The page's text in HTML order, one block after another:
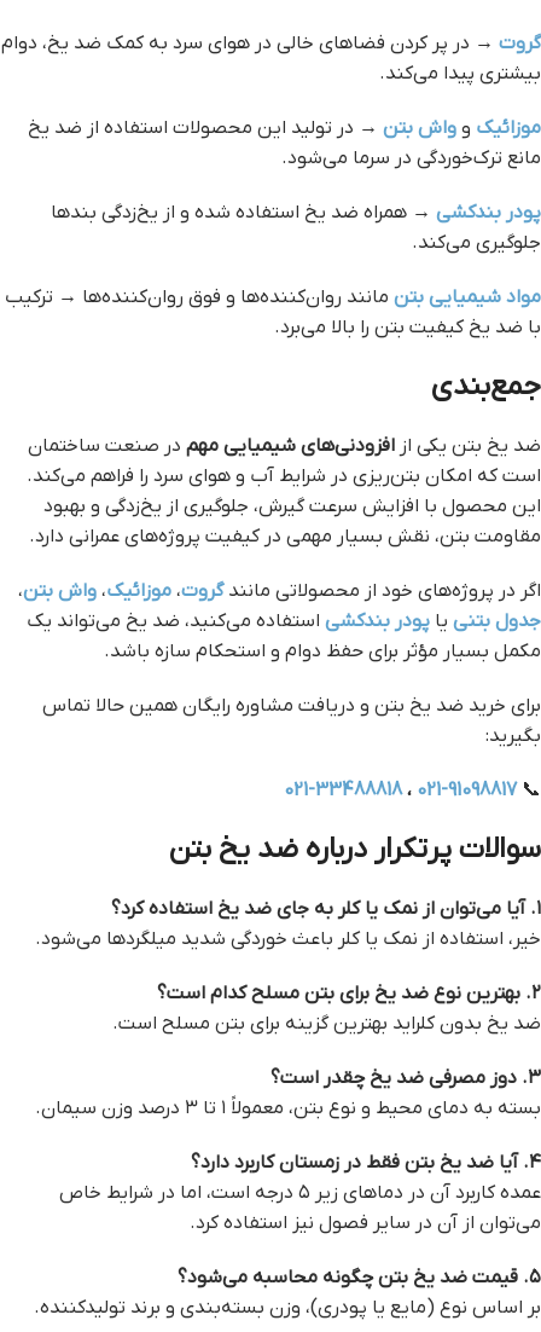
گروت → در پر کردن فضاهای خالی در هوای سرد به کمک ضد یخ، دوام
بیشتری پیدا می‌کند.
موزائیک و واش بتن → در تولید این محصولات استفاده از ضد یخ
مانع ترک‌خوردگی در سرما می‌شود.
پودر بندکشی → همراه ضد یخ استفاده شده و از یخ‌زدگی بندها
جلوگیری می‌کند.
مواد شیمیایی بتن مانند روان‌کننده‌ها و فوق روان‌کننده‌ها → ترکیب
با ضد یخ کیفیت بتن را بالا می‌برد.
جمع‌بندی
ضد یخ بتن یکی از افزودنی‌های شیمیایی مهم در صنعت ساختمان
است که امکان بتن‌ریزی در شرایط آب و هوای سرد را فراهم می‌کند.
این محصول با افزایش سرعت گیرش، جلوگیری از یخ‌زدگی و بهبود
مقاومت بتن، نقش بسیار مهمی در کیفیت پروژه‌های عمرانی دارد.
اگر در پروژه‌های خود از محصولاتی مانندگروت، موزائیک، واش بتن،
جدول بتنی یا پودر بندکشی استفاده می‌کنید، ضد یخ می‌تواند یک
مکمل بسیار مؤثر برای حفظ دوام و استحکام سازه باشد.
برای خرید ضد یخ بتن و دریافت مشاوره رایگان همین حالا تماس
بگیرید:
📞
021-91098817 ،021-33488818
سوالات پرتکرار درباره ضد یخ بتن
۱. آیا می‌توان از نمک یا کلر به جای ضد یخ استفاده کرد؟
خیر، استفاده از نمک یا کلر باعث خوردگی شدید میلگردها می‌شود.
۲. بهترین نوع ضد یخ برای بتن مسلح کدام است؟
ضد یخ بدون کلراید بهترین گزینه برای بتن مسلح است.
۳. دوز مصرفی ضد یخ چقدر است؟
بسته به دمای محیط و نوع بتن، معمولاً ۱ تا ۳ درصد وزن سیمان.
۴. آیا ضد یخ بتن فقط در زمستان کاربرد دارد؟
عمده کاربرد آن در دماهای زیر ۵ درجه است، اما در شرایط خاص
می‌توان از آن در سایر فصول نیز استفاده کرد.
۵. قیمت ضد یخ بتن چگونه محاسبه می‌شود؟
بر اساس نوع (مایع یا پودری)، وزن بسته‌بندی و برند تولیدکننده.